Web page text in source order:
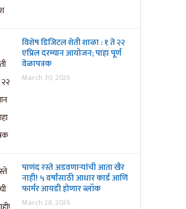
विशेष डिजिटल शेती शाळा : १ ते २२
एप्रिल दरम्यान आयोजन; पाहा पूर्ण
वेळापत्रक
March 30, 2026
पाणंद रस्ते अडवणाऱ्यांची आता खैर
नाही! ५ वर्षांसाठी आधार कार्ड आणि
फार्मर आयडी होणार ब्लॉक
March 28, 2026